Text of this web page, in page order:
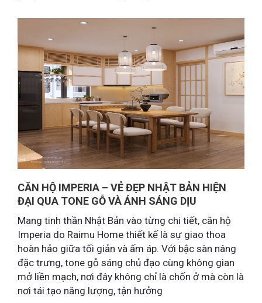
CĂN HỘ IMPERIA – VẺ ĐẸP NHẬT BẢN HIỆN
ĐẠI QUA TONE GỖ VÀ ÁNH SÁNG DỊU
Mang tinh thần Nhật Bản vào từng chi tiết, căn hộ
Imperia do Raimu Home thiết kế là sự giao thoa
hoàn hảo giữa tối giản và ấm áp. Với bậc sàn nâng
đặc trưng, tone gỗ sáng chủ đạo cùng không gian
mở liền mạch, nơi đây không chỉ là chốn ở mà còn là
nơi tái tạo năng lượng, tận hưởng